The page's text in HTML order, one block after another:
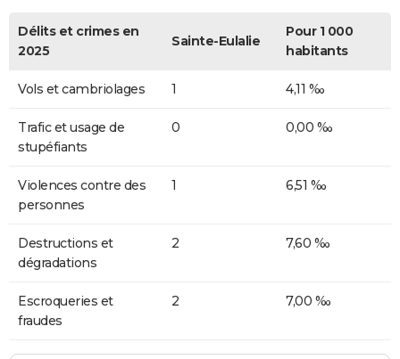
Délits et crimes en
2025
Sainte-Eulalie
Pour 1 000
habitants
Vols et cambriolages 1 4,11 ‰
Trafic et usage de
stupéfiants
0 0,00 ‰
Violences contre des
personnes
1 6,51 ‰
Destructions et
dégradations
2 7,60 ‰
Escroqueries et
fraudes
2 7,00 ‰